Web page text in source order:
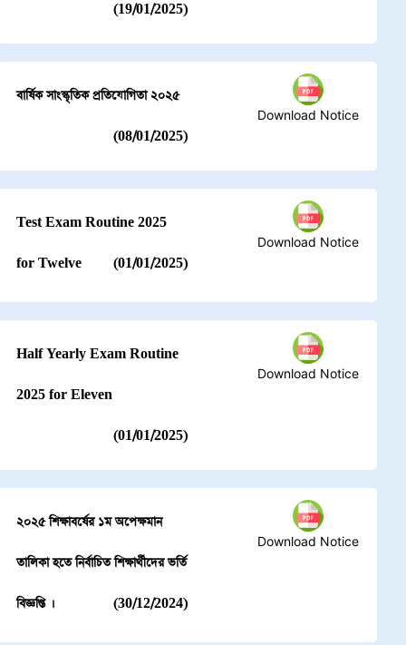
(19/01/2025)
বার্ষিক সাংস্কৃতিক প্রতিযোগিতা ২০২৫
(08/01/2025)
Download Notice
Test Exam Routine 2025
for Twelve (01/01/2025)
Download Notice
Half Yearly Exam Routine
2025 for Eleven
(01/01/2025)
Download Notice
২০২৫ শিক্ষাবর্ষের ১ম অপেক্ষমান
তালিকা হতে নির্বাচিত শিক্ষার্থীদের ভর্তি
বিজ্ঞপ্তি । (30/12/2024)
Download Notice